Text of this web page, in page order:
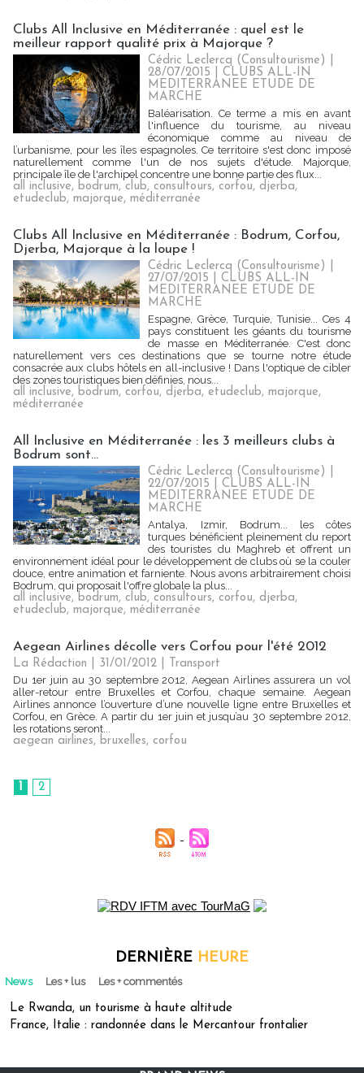
Clubs All Inclusive en Méditerranée : quel est le
meilleur rapport qualité prix à Majorque ?
Cédric Leclercq (Consultourisme) |
28/07/2015 |CLUBS ALL-IN
MEDITERRANEE ETUDE DE
MARCHE
Baléarisation. Ce terme a mis en avant
l'influence du tourisme, au niveau
économique comme au niveau de
l’urbanisme, pour les îles espagnoles. Ce territoire s'est donc imposé
naturellement comme l'un de nos sujets d'étude. Majorque,
principale île de l'archipel concentre une bonne partie des flux...
all inclusive, bodrum, club, consultours, corfou, djerba,
etudeclub, majorque, méditerranée
Clubs All Inclusive en Méditerranée : Bodrum, Corfou,
Djerba, Majorque à la loupe !
Cédric Leclercq (Consultourisme) |
27/07/2015 |CLUBS ALL-IN
MEDITERRANEE ETUDE DE
MARCHE
Espagne, Grèce, Turquie, Tunisie... Ces 4
pays constituent les géants du tourisme
de masse en Méditerranée. C'est donc
naturellement vers ces destinations que se tourne notre étude
consacrée aux clubs hôtels en all-inclusive ! Dans l'optique de cibler
des zones touristiques bien définies, nous...
all inclusive, bodrum, corfou, djerba, etudeclub, majorque,
méditerranée
All Inclusive en Méditerranée : les 3 meilleurs clubs à
Bodrum sont...
Cédric Leclercq (Consultourisme) |
22/07/2015 |CLUBS ALL-IN
MEDITERRANEE ETUDE DE
MARCHE
Antalya, Izmir, Bodrum... les côtes
turques bénéficient pleinement du report
des touristes du Maghreb et offrent un
environnement idéal pour le développement de clubs où se la couler
douce, entre animation et farniente. Nous avons arbitrairement choisi
Bodrum, qui proposait l'offre globale la plus...
all inclusive, bodrum, club, consultours, corfou, djerba,
etudeclub, majorque, méditerranée
Aegean Airlines décolle vers Corfou pour l'été 2012
La Rédaction | 31/01/2012
Transport
Du 1er juin au 30 septembre 2012, Aegean Airlines assurera un vol
aller-retour entre Bruxelles et Corfou, chaque semaine. Aegean
Airlines annonce l’ouverture d’une nouvelle ligne entre Bruxelles et
Corfou, en Grèce. A partir du 1er juin et jusqu’au 30 septembre 2012,
les rotations seront...
aegean airlines, bruxelles, corfou
1 2
DERNIÈRE HEURE
News Les + lus Les + commentés
Le Rwanda, un tourisme à haute altitude
France, Italie : randonnée dans le Mercantour frontalier